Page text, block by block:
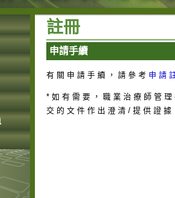
註 冊
申 請 手 續
有 關 申 請 手 續 ， 請 參 考 申 請
* 如 有 需 要 ， 職 業 治 療 師 管
交 的 文 件 作 出 澄 清 / 提 供 證 據